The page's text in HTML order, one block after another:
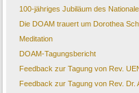
100-jähriges Jubiläum des
Die DOAM trauert um Dorothea
Meditation
DOAM-Tagungsbericht
Feedback zur Tagung von Rev.
Feedback zur Tagung von Rev. Dr.